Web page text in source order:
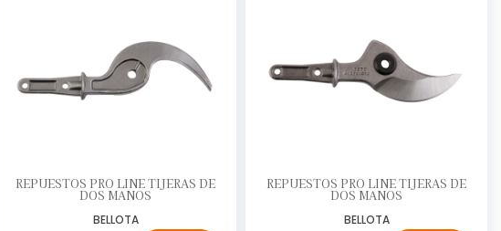
REPUESTOS PRO LINE TIJERAS DE
DOS MANOS
BELLOTA
REPUESTOS PRO LINE TIJERAS DE
DOS MANOS
BELLOTA